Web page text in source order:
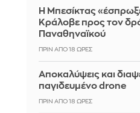
Η Μπεσίκτας
Κράλοβε προς τον
Παναθηναϊκού
ΠΡΙΝ ΑΠΌ 18 ΏΡΕΣ
Αποκαλύψεις και
παγιδευμένο drone
ΠΡΙΝ ΑΠΌ 18 ΏΡΕΣ